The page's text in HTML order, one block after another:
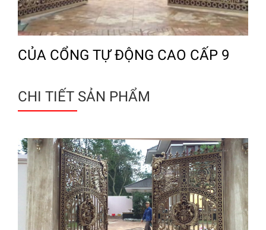
CỦA CỔNG TỰ ĐỘNG CAO CẤP 9
CHI TIẾT SẢN PHẨM